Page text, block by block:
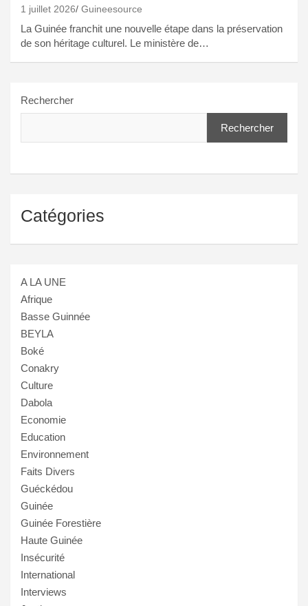
1 juillet 2026 Guineesource
La Guinée franchit une nouvelle étape dans la préservation
de son héritage culturel. Le ministère de…
Rechercher
Rechercher
Catégories
A LA UNE
Afrique
Basse Guinnée
BEYLA
Boké
Conakry
Culture
Dabola
Economie
Education
Environnement
Faits Divers
Guéckédou
Guinée
Guinée Forestière
Haute Guinée
Insécurité
International
Interviews